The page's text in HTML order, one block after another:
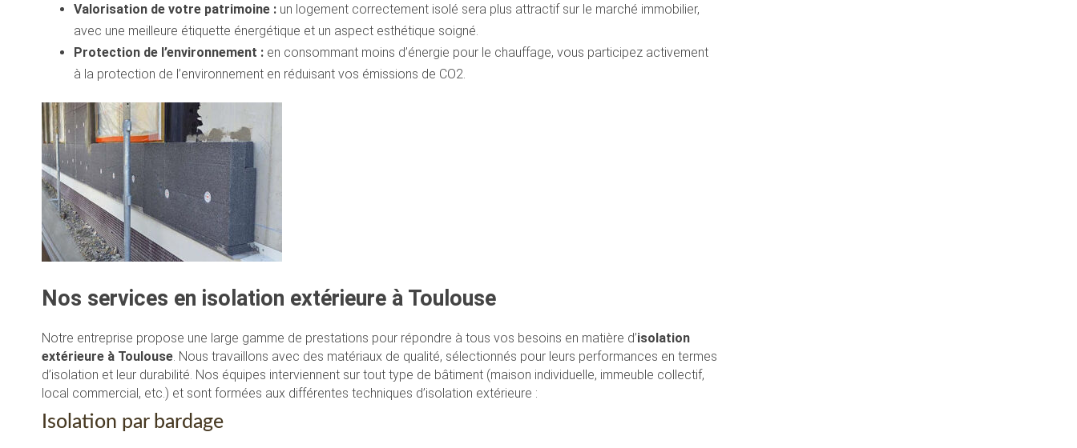
Valorisation de votre patrimoine : un logement correctement isolé sera plus attractif sur le marché immobilier,
avec une meilleure étiquette énergétique et un aspect esthétique soigné.
Protection de l’environnement : en consommant moins d’énergie pour le chauffage, vous participez activement
à la protection de l’environnement en réduisant vos émissions de CO2.
Nos services en isolation extérieure à Toulouse
Notre entreprise propose une large gamme de prestations pour répondre à tous vos besoins en matière d’isolation
extérieure à Toulouse. Nous travaillons avec des matériaux de qualité, sélectionnés pour leurs performances en termes
d’isolation et leur durabilité. Nos équipes interviennent sur tout type de bâtiment (maison individuelle, immeuble collectif,
local commercial, etc.) et sont formées aux différentes techniques d’isolation extérieure :
Isolation par bardage